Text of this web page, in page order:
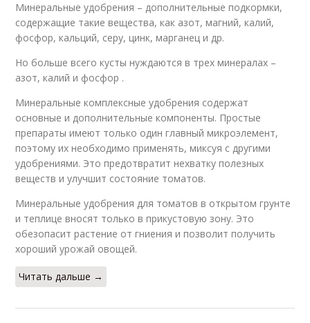
Минеральные удобрения – дополнительные подкормки,
содержащие такие вещества, как азот, магний, калий,
фосфор, кальций, серу, цинк, марганец и др.
Но больше всего кусты нуждаются в трех минералах –
азот, калий и фосфор .
Минеральные комплексные удобрения содержат
основные и дополнительные компоненты. Простые
препараты имеют только один главный микроэлемент,
поэтому их необходимо применять, миксуя с другими
удобрениями. Это предотвратит нехватку полезных
веществ и улучшит состояние томатов.
Минеральные удобрения для томатов в открытом грунте
и теплице вносят только в прикустовую зону. Это
обезопасит растение от гниения и позволит получить
хороший урожай овощей.
Читать дальше →